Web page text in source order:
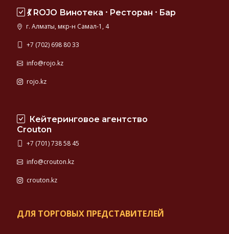
💃 ROJO Винотека ⸱ Ресторан ⸱ Бар
г. Алматы, мкр-н Самал-1, 4
+7 (702) 698 80 33
info@rojo.kz
rojo.kz
Кейтеринговое агентство
Crouton
+7 (701) 738 58 45
info@crouton.kz
crouton.kz
ДЛЯ ТОРГОВЫХ ПРЕДСТАВИТЕЛЕЙ